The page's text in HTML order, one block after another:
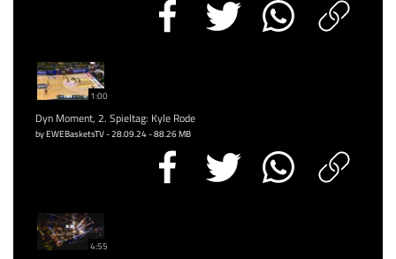
1:00
Dyn Moment, 2. Spieltag: Kyle Rode
by EWEBasketsTV - 28.09.24 - 88.26 MB
4:55